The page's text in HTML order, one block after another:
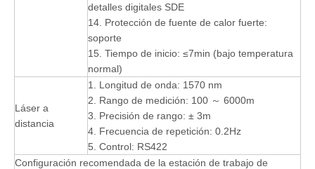
detalles digitales SDE
14. Protección de fuente de calor fuerte:
soporte
15. Tiempo de inicio: ≤7min (bajo temperatura
normal)
Láser a
distancia
1. Longitud de onda: 1570 nm
2. Rango de medición: 100 ～ 6000m
3. Precisión de rango: ± 3m
4. Frecuencia de repetición: 0.2Hz
5. Control: RS422
Configuración recomendada de la estación de trabajo de